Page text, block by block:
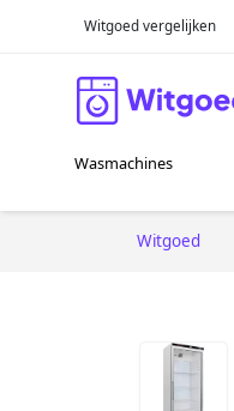
Witgoed vergelijken
Wasmachines
Witgoed